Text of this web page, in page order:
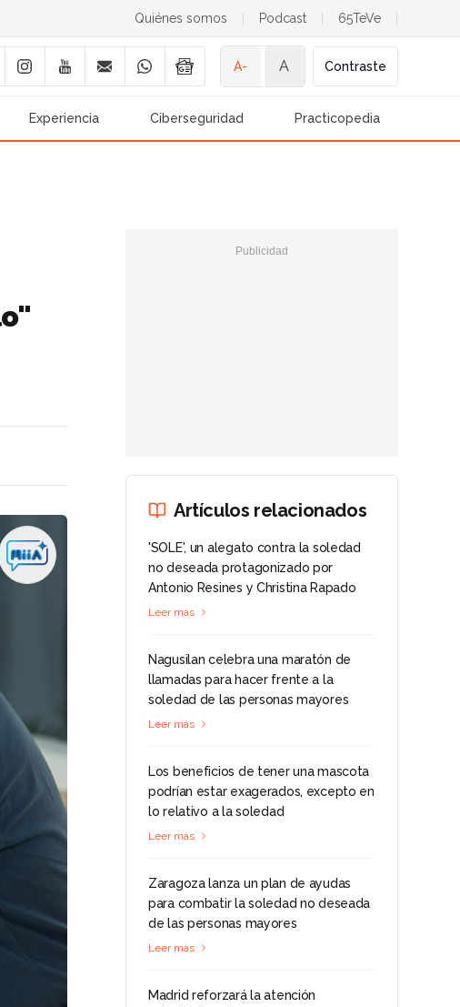
Quiénes somos Podcast 65TeVe
A- A Contraste
Experiencia Ciberseguridad Practicopedia
Artículos relacionados
'SOLE', un alegato contra la soledad
no deseada protagonizado por
Antonio Resines y Christina Rapado
Leer más
Nagusilan celebra una maratón de
llamadas para hacer frente a la
soledad de las personas mayores
Leer más
Los beneficios de tener una mascota
podrían estar exagerados, excepto en
lo relativo a la soledad
Leer más
Zaragoza lanza un plan de ayudas
para combatir la soledad no deseada
de las personas mayores
Leer más
Madrid reforzará la atención